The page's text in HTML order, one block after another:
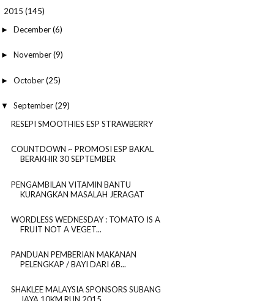
2015(145)
► December(6)
► November(9)
► October(25)
▼ September(29)
RESEPI SMOOTHIES ESP STRAWBERRY
COUNTDOWN ~ PROMOSI ESP BAKAL
BERAKHIR 30 SEPTEMBER
PENGAMBILAN VITAMIN BANTU
KURANGKAN MASALAH JERAGAT
WORDLESS WEDNESDAY : TOMATO IS A
FRUIT NOT A VEGET...
PANDUAN PEMBERIAN MAKANAN
PELENGKAP / BAYI DARI 6B...
SHAKLEE MALAYSIA SPONSORS SUBANG